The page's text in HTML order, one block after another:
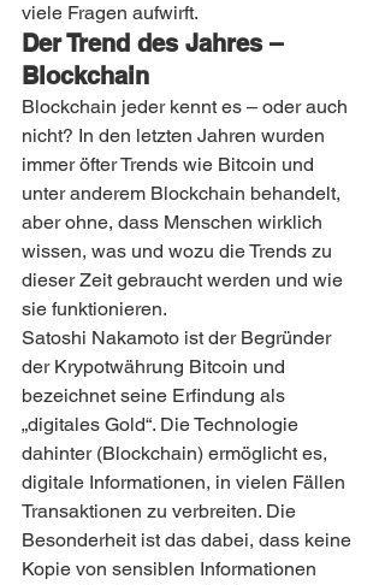
viele Fragen aufwirft.
Der Trend des Jahres –
Blockchain
Blockchain jeder kennt es – oder auch
nicht? In den letzten Jahren wurden
immer öfter Trends wie Bitcoin und
unter anderem Blockchain behandelt,
aber ohne, dass Menschen wirklich
wissen, was und wozu die Trends zu
dieser Zeit gebraucht werden und wie
sie funktionieren.
Satoshi Nakamoto ist der Begründer
der Krypotwährung Bitcoin und
bezeichnet seine Erfindung als
„digitales Gold“. Die Technologie
dahinter (Blockchain) ermöglicht es,
digitale Informationen, in vielen Fällen
Transaktionen zu verbreiten. Die
Besonderheit ist das dabei, dass keine
Kopie von sensiblen Informationen